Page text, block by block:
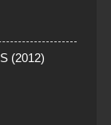
(2012)